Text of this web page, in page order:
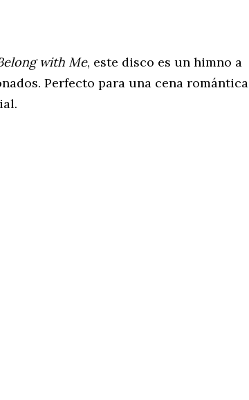
with Me, este disco es un himno a
Perfecto para una cena romántica